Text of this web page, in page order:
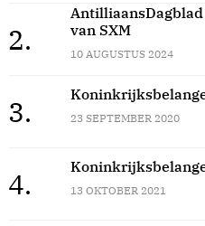
2.
van SXM
10 AUGUSTUS 2024
3. 23 SEPTEMBER 2020
4. 13 OKTOBER 2021